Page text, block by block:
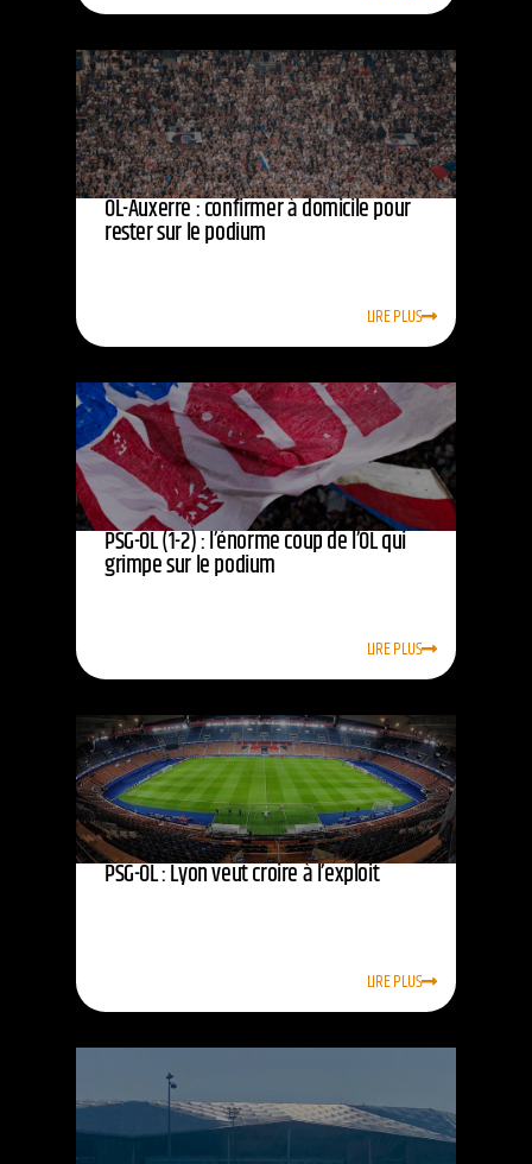
OL-Auxerre : confirmer à domicile pour
rester sur le podium
LIRE PLUS
PSG-OL (1-2) : l’énorme coup de l’OL qui
grimpe sur le podium
LIRE PLUS
PSG-OL : Lyon veut croire à l’exploit
LIRE PLUS